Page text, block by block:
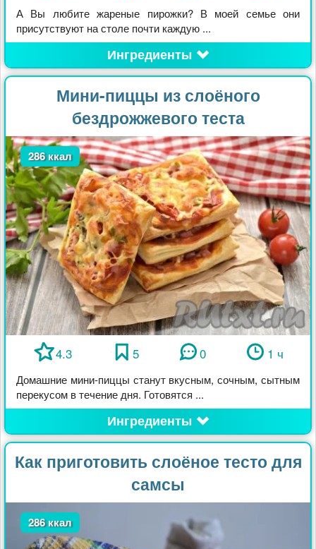
А Вы любите жареные пирожки? В моей семье они
присутствуют на столе почти каждую ...
Ингредиенты
Мини-пиццы из слоёного
бездрожжевого теста
286 ккал
4.3 5 0 1 ч
Домашние мини-пиццы станут вкусным, сочным, сытным
перекусом в течение дня. Готовятся ...
Ингредиенты
Как приготовить слоёное тесто для
самсы
286 ккал